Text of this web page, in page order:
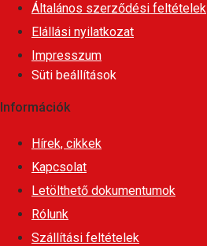
Általános szerződési feltételek
Elállási nyilatkozat
Impresszum
Süti beállítások
Információk
Hírek, cikkek
Kapcsolat
Letölthető dokumentumok
Rólunk
Szállítási feltételek